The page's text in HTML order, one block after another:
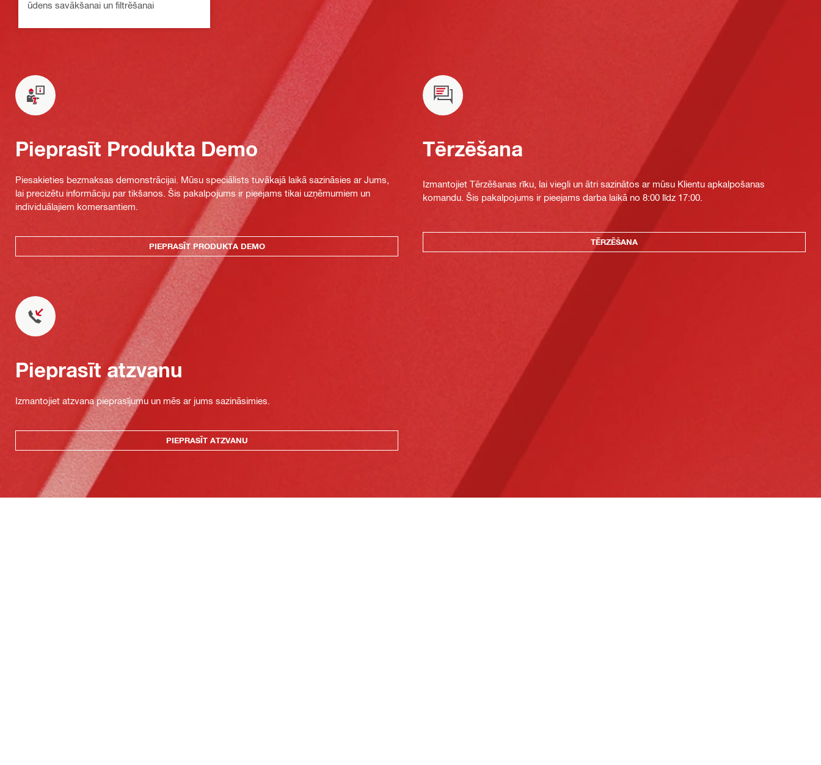
ūdens savākšanai un filtrēšanai
Pieprasīt Produkta Demo
Piesakieties bezmaksas demonstrācijai. Mūsu speciālists tuvākajā laikā sazināsies ar Jums,
lai precizētu informāciju par tikšanos. Šis pakalpojums ir pieejams tikai uzņēmumiem un
individuālajiem komersantiem.
PIEPRASĪT PRODUKTA DEMO
Tērzēšana
Izmantojiet Tērzēšanas rīku, lai viegli un ātri sazinātos ar mūsu Klientu apkalpošanas
komandu. Šis pakalpojums ir pieejams darba laikā no 8:00 līdz 17:00.
TĒRZĒŠANA
Pieprasīt atzvanu
Izmantojiet atzvana pieprasījumu un mēs ar jums sazināsimies.
PIEPRASĪT ATZVANU